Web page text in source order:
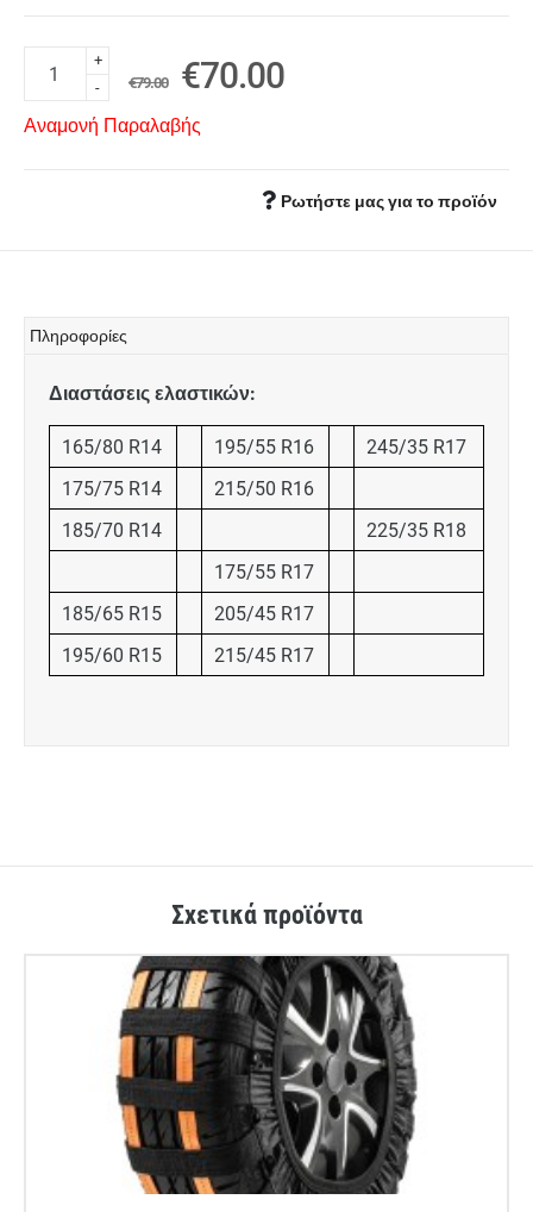
+
-
€79.00 €70.00
Αναμονή Παραλαβής
Ρωτήστε μας για το προϊόν
Πληροφορίες
Διαστάσεις ελαστικών:
165/80 R14 195/55 R16
245/35 R17
175/75 R14
215/50 R16
185/70 R14
225/35 R18
175/55 R17
185/65 R15
205/45 R17
195/60 R15
215/45 R17
Σχετικά προϊόντα